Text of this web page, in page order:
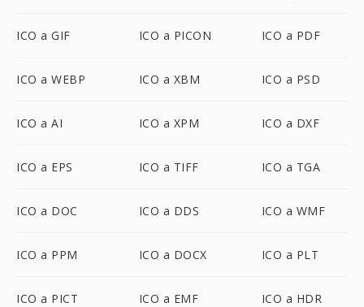
ICO a GIF ICO a PICON ICO a PDF
ICO a WEBP ICO a XBM ICO a PSD
ICO a AI ICO a XPM ICO a DXF
ICO a EPS ICO a TIFF ICO a TGA
ICO a DOC ICO a DDS ICO a WMF
ICO a PPM ICO a DOCX ICO a PLT
ICO a PICT ICO a EMF ICO a HDR